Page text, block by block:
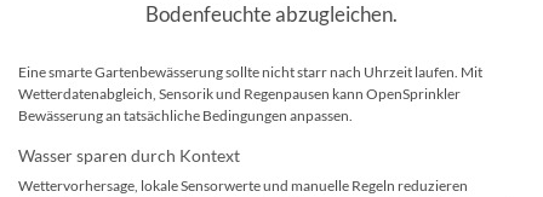
Bodenfeuchte abzugleichen.
Eine smarte Gartenbewässerung sollte nicht starr nach Uhrzeit laufen. Mit
Wetterdatenabgleich, Sensorik und Regenpausen kann OpenSprinkler
Bewässerung an tatsächliche Bedingungen anpassen.
Wasser sparen durch Kontext
Wettervorhersage, lokale Sensorwerte und manuelle Regeln reduzieren